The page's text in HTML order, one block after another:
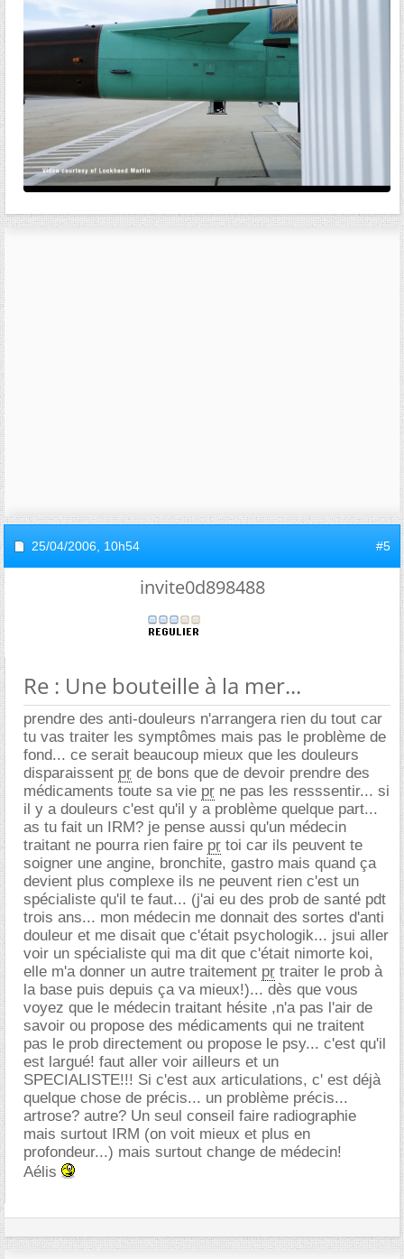
25/04/2006, 10h54 #5
invite0d898488
Re : Une bouteille à la mer...
prendre des anti-douleurs n'arrangera rien du tout car
tu vas traiter les symptômes mais pas le problème de
fond... ce serait beaucoup mieux que les douleurs
disparaissent pr de bons que de devoir prendre des
médicaments toute sa vie pr ne pas les resssentir... si
il y a douleurs c'est qu'il y a problème quelque part...
as tu fait un IRM? je pense aussi qu'un médecin
traitant ne pourra rien faire pr toi car ils peuvent te
soigner une angine, bronchite, gastro mais quand ça
devient plus complexe ils ne peuvent rien c'est un
spécialiste qu'il te faut... (j'ai eu des prob de santé pdt
trois ans... mon médecin me donnait des sortes d'anti
douleur et me disait que c'était psychologik... jsui aller
voir un spécialiste qui ma dit que c'était nimorte koi,
elle m'a donner un autre traitement pr traiter le prob à
la base puis depuis ça va mieux!)... dès que vous
voyez que le médecin traitant hésite ,n'a pas l'air de
savoir ou propose des médicaments qui ne traitent
pas le prob directement ou propose le psy... c'est qu'il
est largué! faut aller voir ailleurs et un
SPECIALISTE!!! Si c'est aux articulations, c' est déjà
quelque chose de précis... un problème précis...
artrose? autre? Un seul conseil faire radiographie
mais surtout IRM (on voit mieux et plus en
profondeur...) mais surtout change de médecin!
Aélis